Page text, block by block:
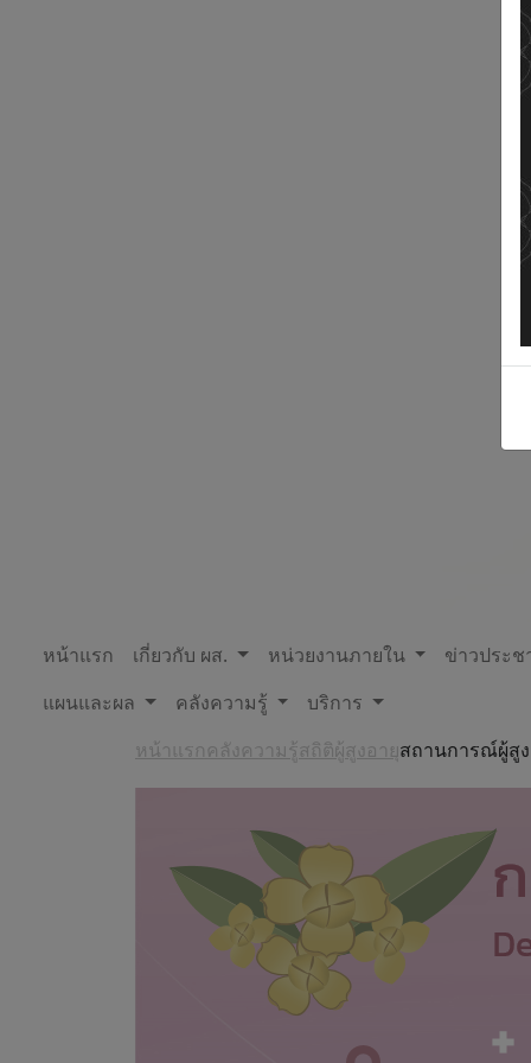
หน้าแรก เกี่ยวกับ ผส. หน่วยงานภายใน
ข่าวประ
แผนและผล
คลังความรู้
บริการ
หน้าแรกคลังความรู้ สถิติผู้สูงอายุสถานการณ์ผู้สู